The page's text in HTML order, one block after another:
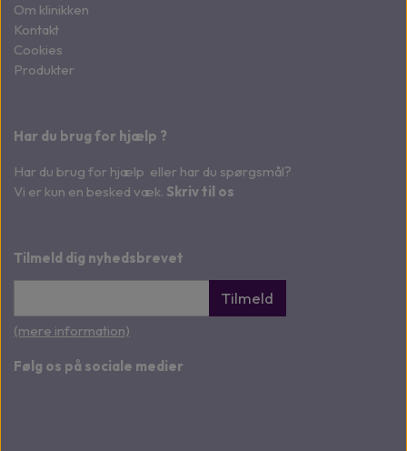
Om klinikken
Kontakt
Cookies
Produkter
Har du brug for hjælp ?
Har du brug for hjælp eller har du spørgsmål?
Vi er kun en besked væk. Skriv til os
Tilmeld dig nyhedsbrevet
Tilmeld
(mere information)
Følg os på sociale medier